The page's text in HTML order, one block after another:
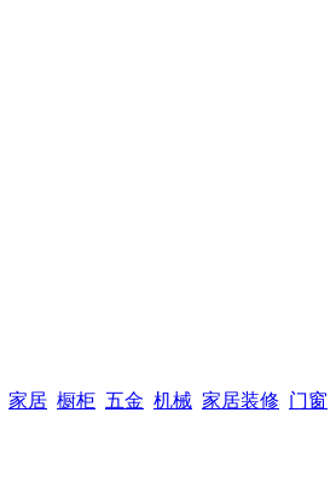
家居 橱柜 五金 机械 家居装修 门窗